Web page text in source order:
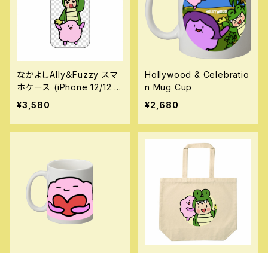
なかよしAlly＆Fuzzy スマ
ホケース (iPhone 12/12 P
ro/mini)
¥3,580
Hollywood & Celebratio
n Mug Cup
¥2,680